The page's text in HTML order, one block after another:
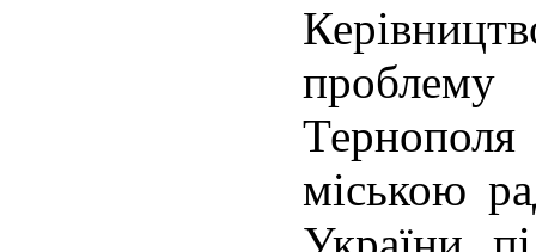
проблему
міською